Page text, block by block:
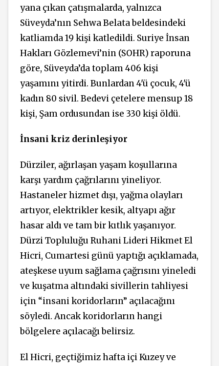
yana çıkan çatışmalarda, yalnızca
Süveyda’nın Sehwa Belata beldesindeki
katliamda 19 kişi katledildi. Suriye İnsan
Hakları Gözlemevi’nin (SOHR) raporuna
göre, Süveyda’da toplam 406 kişi
yaşamını yitirdi. Bunlardan 4'ü çocuk, 4'ü
kadın 80 sivil. Bedevi çetelere mensup 18
kişi, Şam ordusundan ise 330 kişi öldü.
İnsani kriz derinleşiyor
Dürziler, ağırlaşan yaşam koşullarına
karşı yardım çağrılarını yineliyor.
Hastaneler hizmet dışı, yağma olayları
artıyor, elektrikler kesik, altyapı ağır
hasar aldı ve tam bir kıtlık yaşanıyor.
Dürzi Topluluğu Ruhani Lideri Hikmet El
Hicri, Cumartesi günü yaptığı açıklamada,
ateşkese uyum sağlama çağrısını yineledi
ve kuşatma altındaki sivillerin tahliyesi
için “insani koridorların” açılacağını
söyledi. Ancak koridorların hangi
bölgelere açılacağı belirsiz.
El Hicri, geçtiğimiz hafta içi Kuzey ve